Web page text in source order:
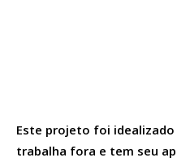
Este projeto foi
trabalha fora e tem seu